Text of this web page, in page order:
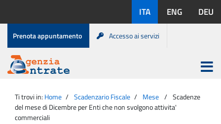
contenuto
disponibili:
ITA ENG DEU
Menu
di
servizio
Prenota appuntamento Accesso ai servizi
Agenzia
Entrate
Apri
menu
principale
Ti trovi in: Home Scadenzario Fiscale Mese
Scadenze
del mese di Dicembre per Enti che non svolgono attivita'
commerciali